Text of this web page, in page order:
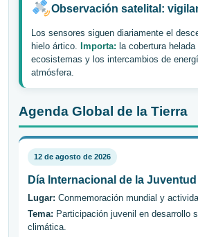
Observación satelital:
Los sensores siguen diariamente el
hielo ártico. Importa: la cobertura
ecosistemas y los intercambios de
atmósfera.
Agenda Global de la Tierra
12 de agosto de 2026
Día Internacional de la Juventud
Lugar: Conmemoración mundial y
Tema: Participación juvenil en desarrollo
climática.